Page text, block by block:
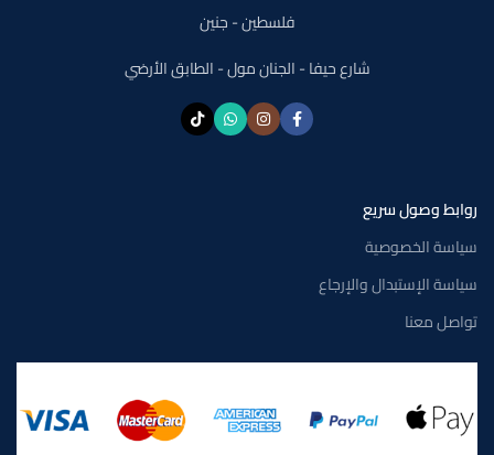
فلسطين - جنين
شارع حيفا - الجنان مول - الطابق الأرضي
روابط وصول سريع
سياسة الخصوصية
سياسة الإستبدال والإرجاع
تواصل معنا